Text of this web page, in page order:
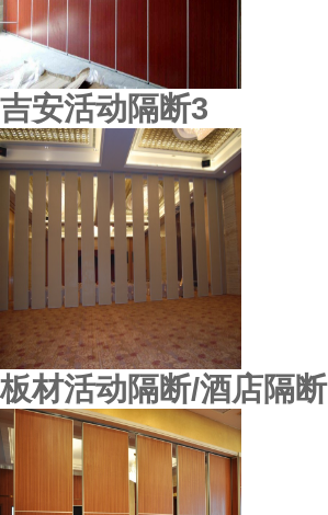
吉安活动隔断3
板材活动隔断/酒店隔断